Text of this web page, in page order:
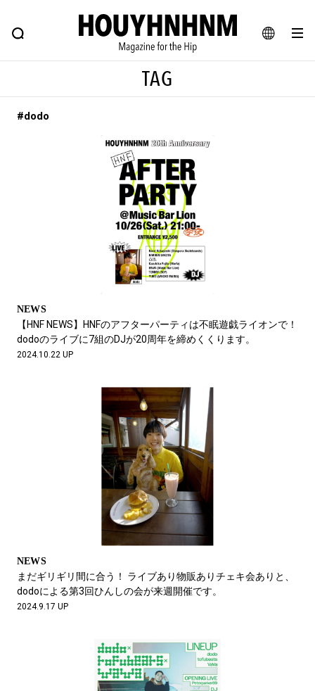
JA
FEATURE BLOG SNAP
ヒップなファッション、カルチャー、ライフスタイルWEBマガジン
#SHOPPING ADDICT
#ESSENTIAL DESIGNS #古着サミット
#マイナーグッド図鑑
#路地裏てぃーん。 #MONTHLY JOURNAL
#GH 銘品の所以 #フイナムのYouTube
#FOCUS IT #AH.H
#LIFESTYLE
#SPORTS #HANDSOME HANDBOOK
TAG
#dodo
NEWS
【HNF NEWS】HNFのアフターパーティは不眠遊戯ライオンで！
dodoのライブに7組のDJが20周年を締めくくります。
2024.10.22 UP
NEWS
まだギリギリ間に合う！ ライブあり物販ありチェキ会ありと、
dodoによる第3回ひんしの会が来週開催です。
2024.9.17 UP